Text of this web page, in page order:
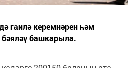
гаилә керемнәрен һәм
башкарыла.